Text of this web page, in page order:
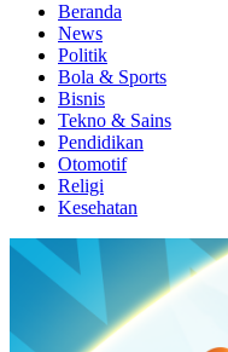
Beranda
News
Politik
Bola & Sports
Bisnis
Tekno & Sains
Pendidikan
Otomotif
Religi
Kesehatan